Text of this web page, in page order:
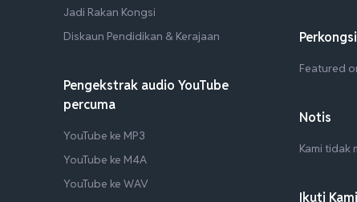
Jadi Rakan Kongsi
Diskaun Pendidikan & Kerajaan
Pengekstrak audio YouTube
percuma
YouTube ke MP3
YouTube ke M4A
YouTube ke WAV
Featured
Notis
Kami tidak
Ikuti Kami